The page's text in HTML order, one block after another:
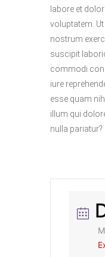
labore et
voluptatem.
nostrum
suscipit
commodi
iure
esse quam
illum qui
nulla pariatur?